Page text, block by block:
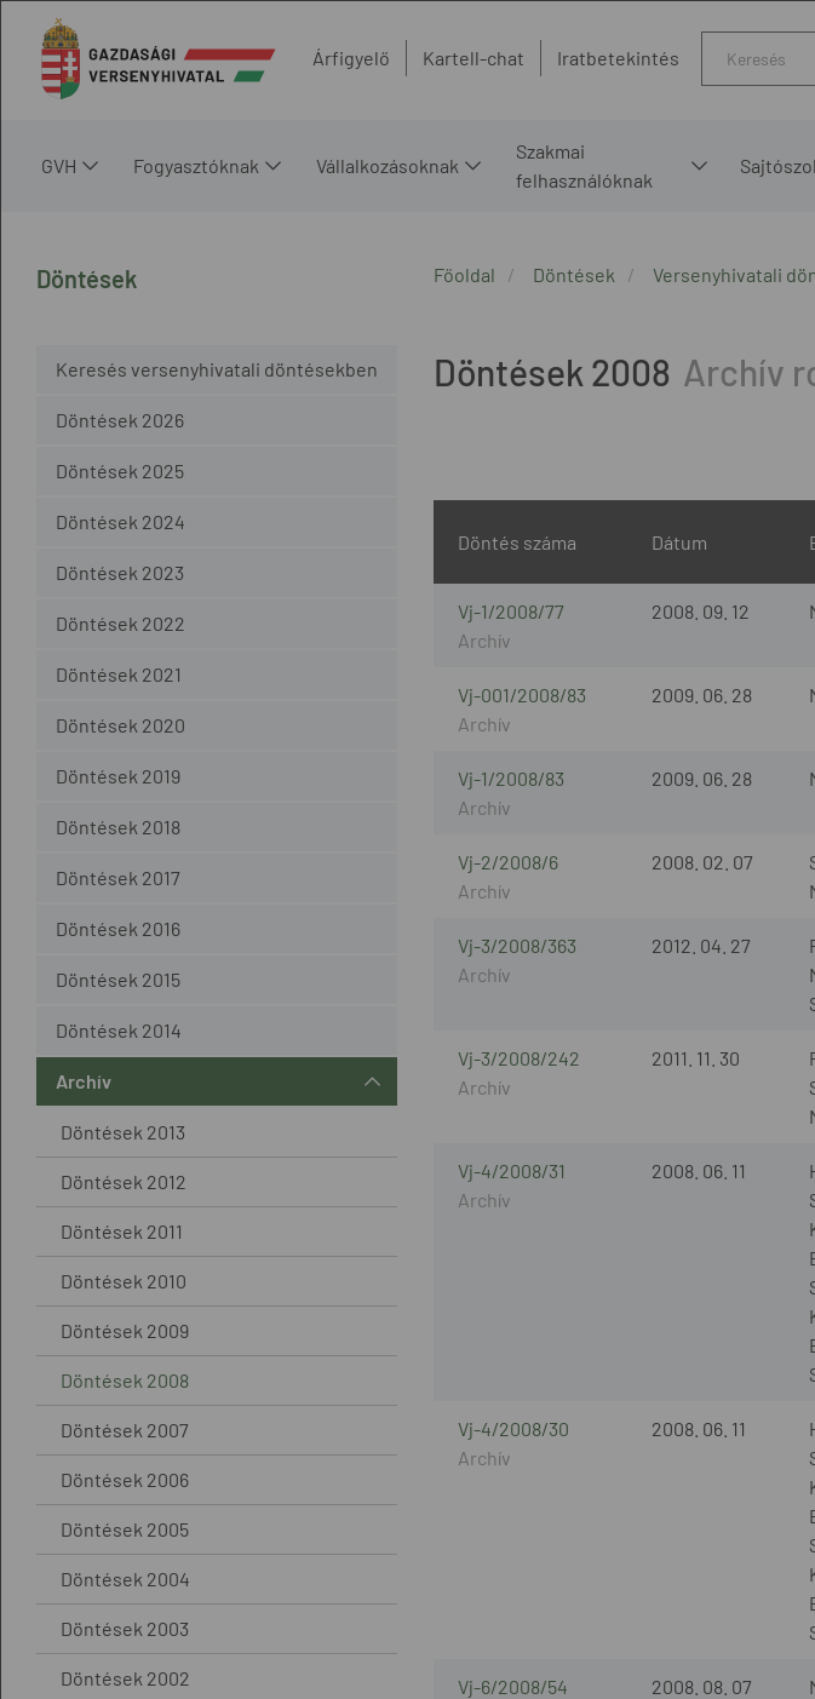
Árfigyelő Kartell-chat Iratbetekintés
GVH Fogyasztóknak Vállalkozásoknak
Szakmai
felhasználóknak
Döntések
Keresés versenyhivatali döntésekben
Döntések 2026
Döntések 2025
Döntések 2024
Döntések 2023
Döntések 2022
Döntések 2021
Döntések 2020
Döntések 2019
Döntések 2018
Döntések 2017
Döntések 2016
Döntések 2015
Döntések 2014
Archív
Döntések 2013
Döntések 2012
Döntések 2011
Döntések 2010
Döntések 2009
Döntések 2008
Döntések 2007
Döntések 2006
Döntések 2005
Döntések 2004
Döntések 2003
Döntések 2002
Főoldal Döntések Versenyhivatali
Döntések 2008
Dátum
Döntés száma
2008. 09. 12
Vj-1/2008/77
2009. 06. 28
Vj-001/2008/83
2009. 06. 28
Vj-1/2008/83
2008. 02. 07
Vj-2/2008/6
2012. 04. 27
Vj-3/2008/363
2011. 11. 30
Vj-3/2008/242
2008. 06. 11
Vj-4/2008/31
2008. 06. 11
Vj-4/2008/30
2008. 08. 07
Vj-6/2008/54